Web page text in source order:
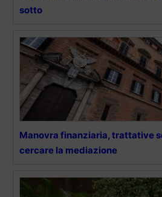
sotto
Manovra finanziaria, trattative
cercare la mediazione